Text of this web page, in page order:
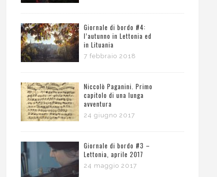
Giornale di bordo #4:
l’autunno in Lettonia ed
in Lituania
7 febbraio 2018
Niccolò Paganini. Primo
capitolo di una lunga
avventura
24 giugno 2017
Giornale di bordo #3 –
Lettonia, aprile 2017
24 maggio 2017